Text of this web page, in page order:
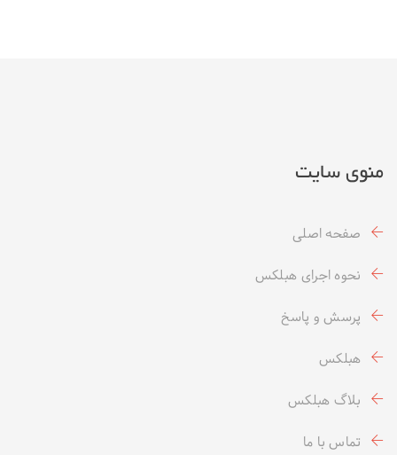
منوی سایت
صفحه اصلی
نحوه اجرای هبلکس
پرسش و پاسخ
هبلکس
بلاگ هبلکس
تماس با ما